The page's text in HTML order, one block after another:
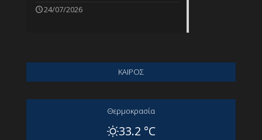
24/07/2026
ΚΑΙΡΟΣ
Θερμοκρασία
33.2 °C